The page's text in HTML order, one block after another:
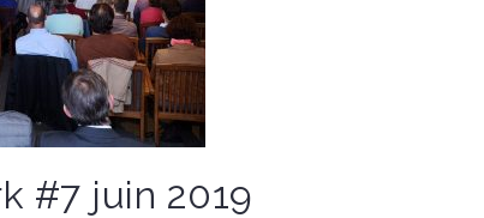
#7 juin 2019